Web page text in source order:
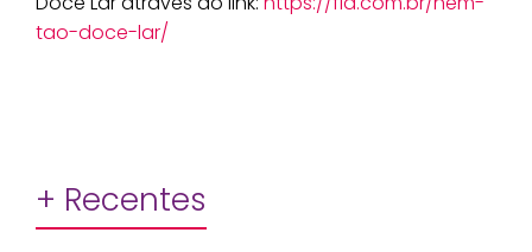
tao-doce-lar/
+ Recentes